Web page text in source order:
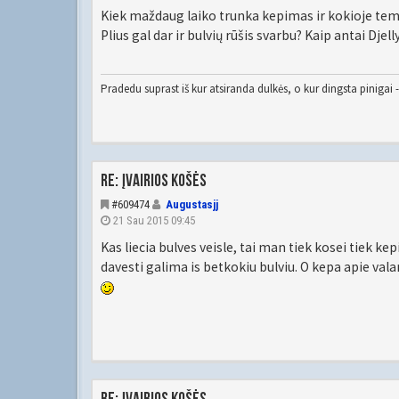
Kiek maždaug laiko trunka kepimas ir kokioje
Plius gal dar ir bulvių rūšis svarbu? Kaip antai
Pradedu suprast iš kur atsiranda dulkės, o kur dingsta pinigai
Re: Įvairios košės
#609474
Augustasjj
21 Sau 2015 09:45
Kas liecia bulves veisle, tai man tiek kosei tiek
davesti galima is betkokiu bulviu. O kepa apie